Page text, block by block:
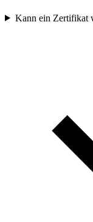
Kann ein Zertifikat